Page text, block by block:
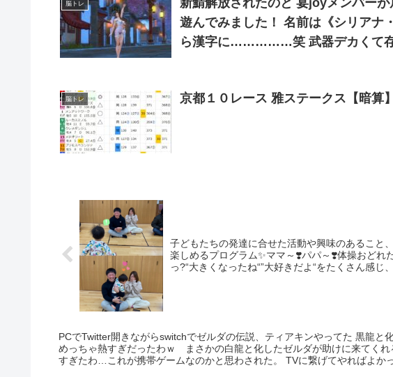
脳トレ
遊んでみました！ 名前は《シリアナ・グランデ》です✨ 文字制限があるか
ら漢字に……………笑 武器デカくて存在感がある? あと、めちゃくちゃス
脳トレ 京都１０レース 雅ステークス【暗
子どもたちの発達に合せた活動や興味のあること
楽しめるプログラム✨ママ～❣️パパ～❣️体操おどれ
っ?“大きくなったね“”大好きだよ“をたくさん感じ
PCでTwitter開きながらswitchでゼルダの伝説、ティアキンやってた 黒龍と
めっちゃ熱すぎだったわｗ まさかの白龍と化したゼルダが助けに来てく
すぎたわ…これが携帯ゲームなのかと思わされた。 TVに繋げてやればよか